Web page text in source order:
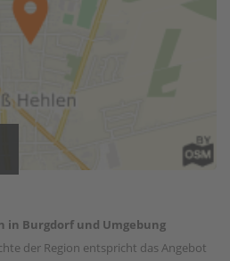
in Burgdorf und Umgebung
der Region entspricht das Angebot